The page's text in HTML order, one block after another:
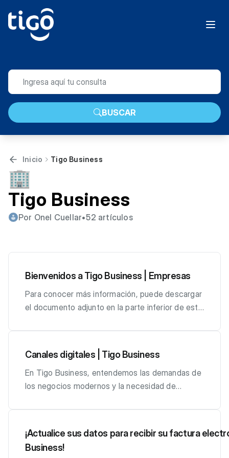
BUSCAR
Inicio Tigo Business
🏢
Tigo Business
Por Onel Cuellar•52 artículos
Bienvenidos a Tigo Business | Empresas
Para conocer más información, puede descargar
el documento adjunto en la parte inferior de este
Canales digitales | Tigo Business
En Tigo Business, entendemos las demandas de
los negocios modernos y la necesidad de
nuestras plataformas digitales: Tigo Business
herramientas están diseñadas para agilizar sus
pagos, consultas de facturas, visualización de
¡Actualice sus datos para recibir su factura
Business!